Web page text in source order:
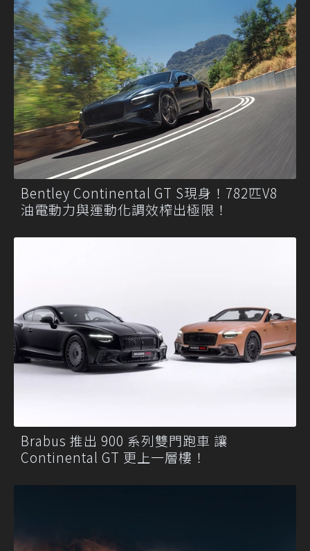
Bentley Continental GT S現身！782匹V8
油電動力與運動化調效榨出極限！
Brabus 推出 900 系列雙門跑車 讓
Continental GT 更上一層樓！